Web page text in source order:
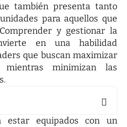
también presenta tanto
para aquellos que
y gestionar la
en una habilidad
que buscan maximizar
mientras minimizan las
estar equipados con un